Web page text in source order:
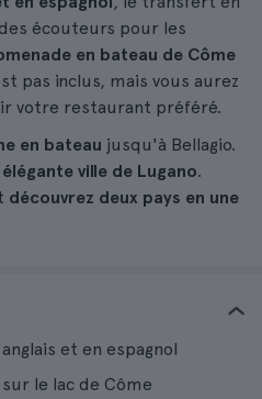
écouteurs pour les
en bateau de Côme
pas inclus, mais vous aurez
votre restaurant préféré.
en bateau jusqu'à Bellagio.
élégante ville de Lugano.
découvrez deux pays en une
et en espagnol
le lac de Côme